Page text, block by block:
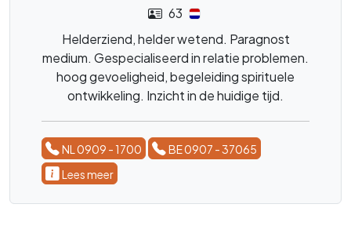
63
Helderziend, helder wetend. Paragnost
medium. Gespecialiseerd in relatie problemen.
hoog gevoeligheid, begeleiding spirituele
ontwikkeling. Inzicht in de huidige tijd.
NL 0909 - 1700
BE 0907 - 37065
Lees meer